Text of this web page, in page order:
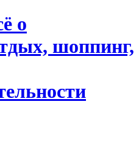
о
шоппинг,